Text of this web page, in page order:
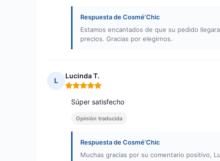
Respuesta de Cosmé’Chic
Estamos encantados de que su pedido
precios. Gracias por elegirnos.
L
Lucinda T.
Nota: 5 de 5
Súper satisfecho
Opinión traducida
Respuesta de Cosmé’Chic
Muchas gracias por su comentario positivo,